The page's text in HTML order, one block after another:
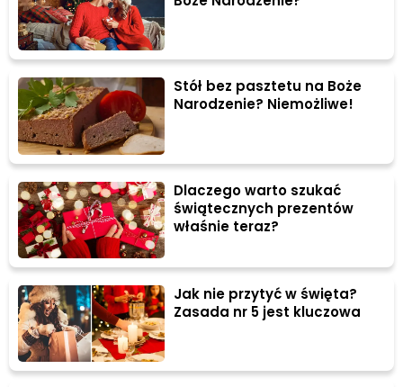
Stół bez pasztetu na Boże
Narodzenie? Niemożliwe!
Dlaczego warto szukać
świątecznych prezentów
właśnie teraz?
Jak nie przytyć w święta?
Zasada nr 5 jest kluczowa